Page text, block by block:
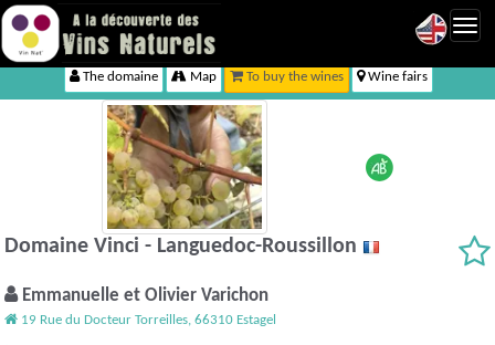
The domaine Map To buy the wines Wine fairs
Domaine Vinci - Languedoc-Roussillon
Emmanuelle et Olivier Varichon
19 Rue du Docteur Torreilles, 66310 Estagel